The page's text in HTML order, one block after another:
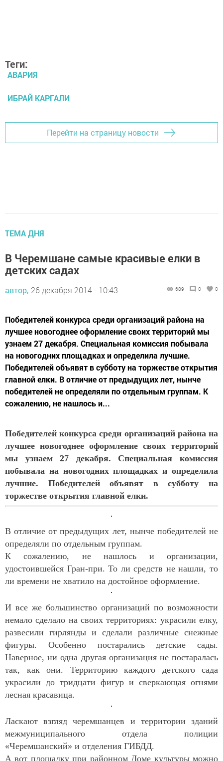
Теги:
АВАРИЯ
ИБРАЙ КАРГАЛИ
Перейти на страницу новости
ТЕМА ДНЯ
В Черемшане самые красивые елки в
детских садах
автор, 26 декабря 2014 - 10:43 689 0 0
Победителей конкурса среди организаций района на
лучшее новогоднее оформление своих территорий мы
узнаем 27 декабря. Специальная комиссия побывала
на новогодних площадках и определила лучшие.
Победителей объявят в субботу на торжестве открытия
главной елки. В отличие от предыдущих лет, нынче
победителей не определяли по отдельным группам. К
сожалению, не нашлось и...
Победителей конкурса среди организаций района на
лучшее новогоднее оформление своих территорий
мы узнаем 27 декабря. Специальная комиссия
побывала на новогодних площадках и определила
лучшие. Победителей объявят в субботу на
торжестве открытия главной елки.
В отличие от предыдущих лет, нынче победителей не
определяли по отдельным группам.
К сожалению, не нашлось и организации,
удостоившейся Гран-при. То ли средств не нашли, то
ли времени не хватило на достойное оформление.
И все же большинство организаций по возможности
немало сделало на своих территориях: украсили елку,
развесили гирлянды и сделали различные снежные
фигуры. Особенно постарались детские сады.
Наверное, ни одна другая организация не постаралась
так, как они. Территорию каждого детского сада
украсили до тридцати фигур и сверкающая огнями
лесная красавица.
Ласкают взгляд черемшанцев и территории зданий
межмуниципального отдела полиции
«Черемшанский» и отделения ГИБДД.
А вот площадку при районном Доме культуры можно